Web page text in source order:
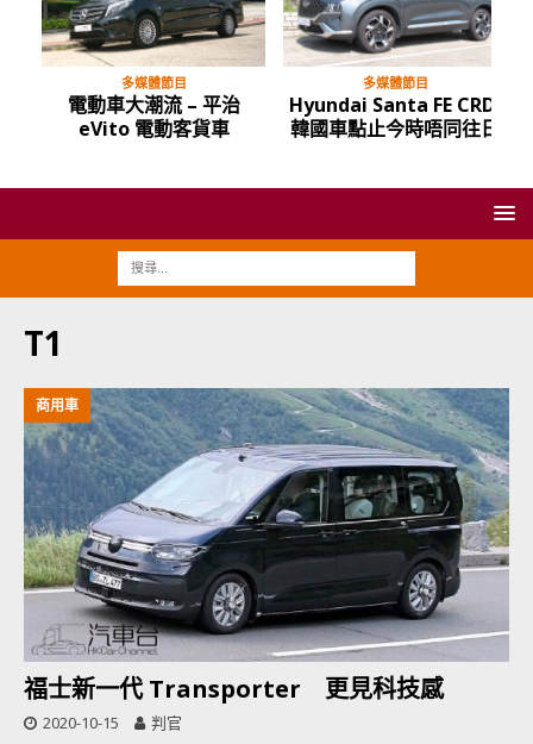
多媒體節目
電動車大潮流 – 平治
eVito 電動客貨車
多媒體節目
Hyundai Santa FE CRDi
韓國車點止今時唔同往日
T1
商用車
福士新一代 Transporter 更見科技感
2020-10-15 判官